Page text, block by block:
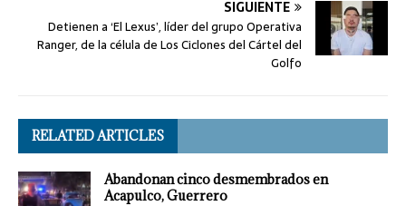
SIGUIENTE
Detienen a ‘El Lexus’, líder del grupo Operativa
Ranger, de la célula de Los Ciclones del Cártel del
Golfo
RELATED ARTICLES
Abandonan cinco desmembrados en
Acapulco, Guerrero